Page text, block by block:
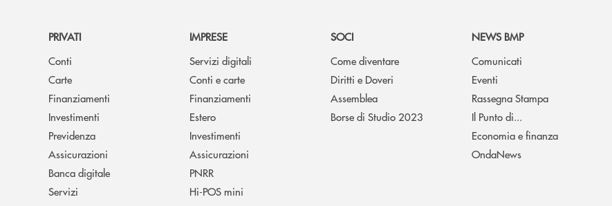
PRIVATI
Conti
Carte
Finanziamenti
Investimenti
Previdenza
Assicurazioni
Banca digitale
Servizi
IMPRESE
Servizi digitali
Conti e carte
Finanziamenti
Estero
Investimenti
Assicurazioni
PNRR
Hi-POS mini
SOCI
Come diventare
Diritti e Doveri
Assemblea
Borse di Studio 2023
NEWS BMP
Comunicati
Eventi
Rassegna Stampa
Il Punto di...
Economia e finanza
OndaNews